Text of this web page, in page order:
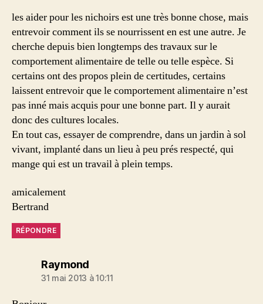
les aider pour les nichoirs est une très bonne chose, mais
entrevoir comment ils se nourrissent en est une autre. Je
cherche depuis bien longtemps des travaux sur le
comportement alimentaire de telle ou telle espèce. Si
certains ont des propos plein de certitudes, certains
laissent entrevoir que le comportement alimentaire n’est
pas inné mais acquis pour une bonne part. Il y aurait
donc des cultures locales.
En tout cas, essayer de comprendre, dans un jardin à sol
vivant, implanté dans un lieu à peu prés respecté, qui
mange qui est un travail à plein temps.
amicalement
Bertrand
RÉPONDRE
Raymonddit :
31 mai 2013 à 10:11